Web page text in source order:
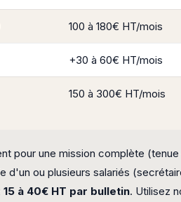
100 à 180€ HT/mois
+30 à 60€ HT/mois
150 à 300€ HT/mois
pour une mission complète
d'un ou plusieurs salariés
15 à 40€ HT par bulletin. Utilisez